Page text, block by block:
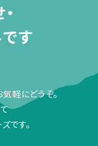
す
軽にどうぞ。
です。